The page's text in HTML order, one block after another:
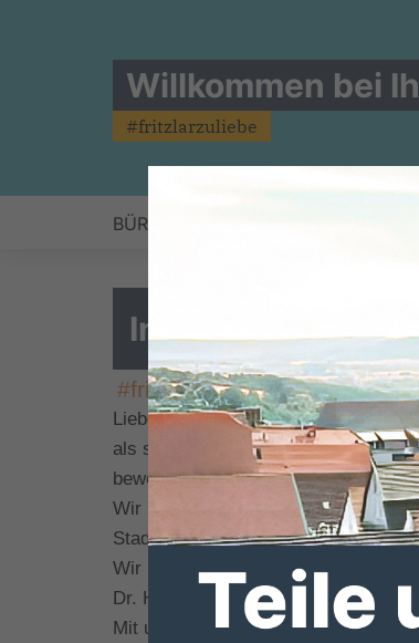
Willkommen bei
#fritzlarzuliebe
BÜRGERBRIEFKASTEN
Informations-
#fritzlarzuliebe
Liebe Bürgerinnen und Bürger
als stärkste Fraktion in der
bewegt.
Wir haben uns als Mittelzentrum
Stadtteilen engagieren.
Wir bitten um Ihr Vertrauen, damit
Dr. Hans- Gerhard
Mit unseren zukunftsorientierten